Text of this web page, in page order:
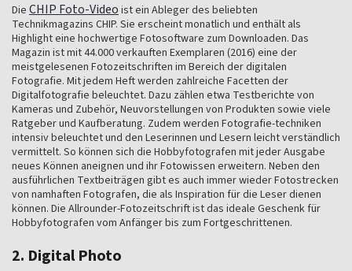
Die CHIP Foto-Video ist ein Ableger des beliebten
Technikmagazins CHIP. Sie erscheint monatlich und enthält als
Highlight eine hochwertige Fotosoftware zum Downloaden. Das
Magazin ist mit 44.000 verkauften Exemplaren (2016) eine der
meistgelesenen Fotozeitschriften im Bereich der digitalen
Fotografie. Mit jedem Heft werden zahlreiche Facetten der
Digitalfotografie beleuchtet. Dazu zählen etwa Testberichte von
Kameras und Zubehör, Neuvorstellungen von Produkten sowie viele
Ratgeber und Kaufberatung. Zudem werden Fotografie-techniken
intensiv beleuchtet und den Leserinnen und Lesern leicht verständlich
vermittelt. So können sich die Hobbyfotografen mit jeder Ausgabe
neues Können aneignen und ihr Fotowissen erweitern. Neben den
ausführlichen Textbeiträgen gibt es auch immer wieder Fotostrecken
von namhaften Fotografen, die als Inspiration für die Leser dienen
können. Die Allrounder-Fotozeitschrift ist das ideale Geschenk für
Hobbyfotografen vom Anfänger bis zum Fortgeschrittenen.
2. Digital Photo